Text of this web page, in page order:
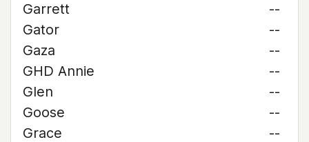
Garrett
--
Gator
--
Gaza
--
GHD Annie
--
Glen
--
Goose
--
Grace
--